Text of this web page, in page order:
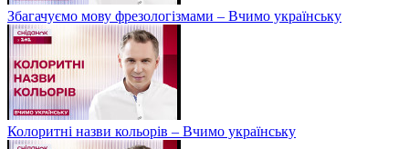
Збагачуємо мову фрезологізмами – Вчимо українську
Колоритні назви кольорів – Вчимо українську